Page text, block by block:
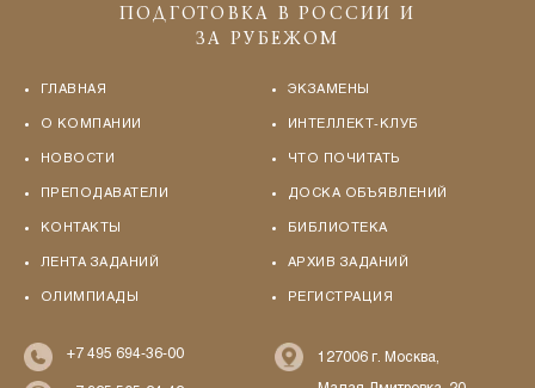
ПОДГОТОВКА В РОССИИ И
ЗА РУБЕЖОМ
ГЛАВНАЯ
О КОМПАНИИ
НОВОСТИ
ПРЕПОДАВАТЕЛИ
КОНТАКТЫ
ЛЕНТА ЗАДАНИЙ
ОЛИМПИАДЫ
ЭКЗАМЕНЫ
ИНТЕЛЛЕКТ-КЛУБ
ЧТО ПОЧИТАТЬ
ДОСКА ОБЪЯВЛЕНИЙ
БИБЛИОТЕКА
АРХИВ ЗАДАНИЙ
РЕГИСТРАЦИЯ
+7 495 694-36-00 127006 г. Москва,